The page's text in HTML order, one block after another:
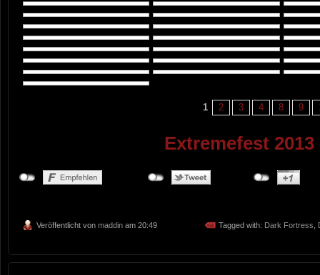
1 2 3 4 8 9
Extremefest
Veröffentlicht von maddin am 20:49 Tagged with: Dark Fortress